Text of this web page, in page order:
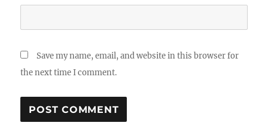
Save my name, email, and website in this browser for
the next time I comment.